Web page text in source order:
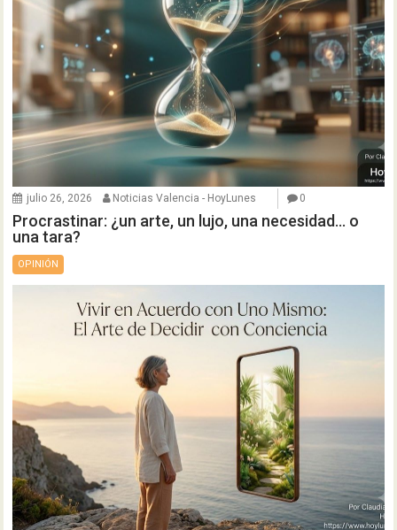
julio 26, 2026 Noticias Valencia - HoyLunes 0
Procrastinar: ¿un arte, un lujo, una necesidad… o
una tara?
OPINIÓN